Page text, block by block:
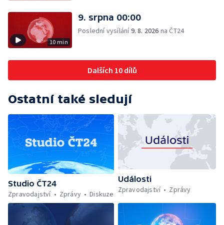
10 min
9. srpna 00:00
Poslední vysílání9. 8. 2026 na ČT24
Dalších 10 dílů
Ostatní také sledují
Studio ČT24
Zpravodajství
Zprávy Diskuze
Události
Zpravodajství
Zprávy